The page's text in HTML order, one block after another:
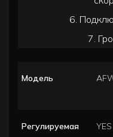
6.
7.
Модель
Регулируемая YES